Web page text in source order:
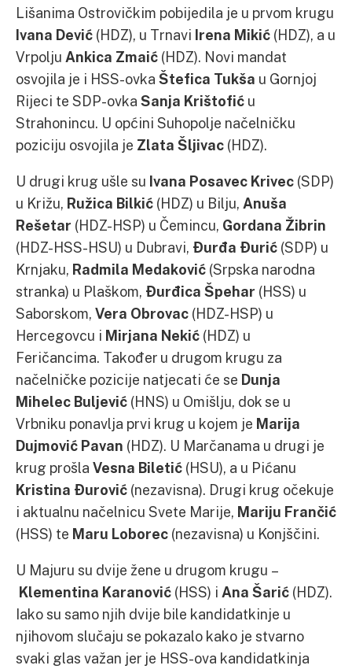
Lišanima Ostrovičkim pobijedila je u prvom krugu
Ivana Dević (HDZ), u Trnavi Irena Mikić (HDZ), a u
Vrpolju Ankica Zmaić (HDZ). Novi mandat
osvojila je i HSS-ovka Štefica Tukša u Gornjoj
Rijeci te SDP-ovka Sanja Krištofić u
Strahonincu. U općini Suhopolje načelničku
poziciju osvojila je Zlata Šljivac (HDZ).
U drugi krug ušle su Ivana Posavec Krivec (SDP)
u Križu, Ružica Bilkić (HDZ) u Bilju, Anuša
Rešetar (HDZ-HSP) u Čemincu, Gordana Žibrin
(HDZ-HSS-HSU) u Dubravi, Đurđa Đurić (SDP) u
Krnjaku, Radmila Medaković (Srpska narodna
stranka) u Plaškom, Đurđica Špehar (HSS) u
Saborskom, Vera Obrovac (HDZ-HSP) u
Hercegovcu i Mirjana Nekić (HDZ) u
Feričancima. Također u drugom krugu za
načelničke pozicije natjecati će se Dunja
Mihelec Buljević (HNS) u Omišlju, dok se u
Vrbniku ponavlja prvi krug u kojem je Marija
Dujmović Pavan (HDZ). U Marčanama u drugi je
krug prošla Vesna Biletić (HSU), a u Pićanu
Kristina Đurović (nezavisna). Drugi krug očekuje
i aktualnu načelnicu Svete Marije, Mariju Frančić
(HSS) te Maru Loborec (nezavisna) u Konjščini.
U Majuru su dvije žene u drugom krugu –
Klementina Karanović (HSS) i Ana Šarić (HDZ).
Iako su samo njih dvije bile kandidatkinje u
njihovom slučaju se pokazalo kako je stvarno
svaki glas važan jer je HSS-ova kandidatkinja